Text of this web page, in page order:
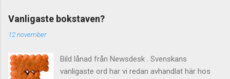
Vanligaste bokstaven?
12 november
Bild lånad från Newsdesk . Svenskans
vanligaste ord har vi redan avhandlat här hos